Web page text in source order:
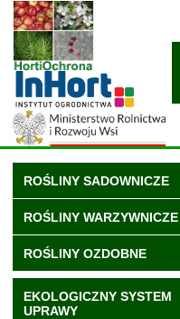
ROŚLINY SADOWNICZE
ROŚLINY WARZYWNICZE
ROŚLINY OZDOBNE
EKOLOGICZNY SYSTEM
UPRAWY